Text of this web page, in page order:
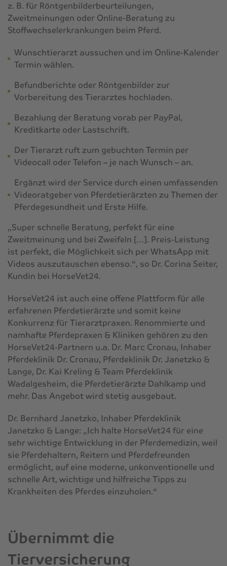
z. B. für Röntgenbilderbeurteilungen,
Zweitmeinungen oder Online-Beratung zu
Stoffwechselerkrankungen beim Pferd.
Wunschtierarzt aussuchen und im Online-Kalender
Termin wählen.
Befundberichte oder Röntgenbilder zur
Vorbereitung des Tierarztes hochladen.
Bezahlung der Beratung vorab per PayPal,
Kreditkarte oder Lastschrift.
Der Tierarzt ruft zum gebuchten Termin per
Videocall oder Telefon – je nach Wunsch – an.
Ergänzt wird der Service durch einen umfassenden
Videoratgeber von Pferdetierärzten zu Themen der
Pferdegesundheit und Erste Hilfe.
„Super schnelle Beratung, perfekt für eine
Zweitmeinung und bei Zweifeln […]. Preis-Leistung
ist perfekt, die Möglichkeit sich per WhatsApp mit
Videos auszutauschen ebenso.“, so Dr. Corina Seiter,
Kundin bei HorseVet24.
HorseVet24 ist auch eine offene Plattform für alle
erfahrenen Pferdetierärzte und somit keine
Konkurrenz für Tierarztpraxen. Renommierte und
namhafte Pferdepraxen & Kliniken gehören zu den
HorseVet24-Partnern u.a. Dr. Marc Cronau, Inhaber
Pferdeklinik Dr. Cronau, Pferdeklinik Dr. Janetzko &
Lange, Dr. Kai Kreling & Team Pferdeklinik
Wadalgesheim, die Pferdetierärzte Dahlkamp und
mehr. Das Angebot wird stetig ausgebaut.
Dr. Bernhard Janetzko, Inhaber Pferdeklinik
Janetzko & Lange: „Ich halte HorseVet24 für eine
sehr wichtige Entwicklung in der Pferdemedizin, weil
sie Pferdehaltern, Reitern und Pferdefreunden
ermöglicht, auf eine moderne, unkonventionelle und
schnelle Art, wichtige und hilfreiche Tipps zu
Krankheiten des Pferdes einzuholen.“
Übernimmt die
Tierversicherung